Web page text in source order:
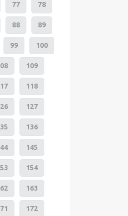
77 78
88 89
99 100
109
118
127
136
145
154
163
172